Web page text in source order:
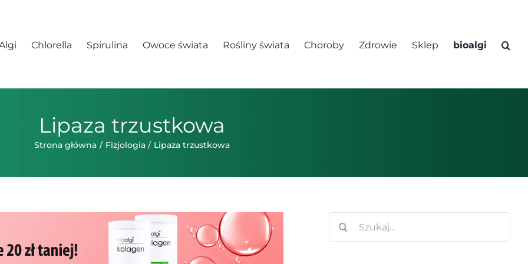
Chlorella Spirulina Owoce świata Rośliny świata Choroby Zdrowie Sklep bioalgi
Lipaza trzustkowa
Strona główna Fizjologia Lipaza trzustkowa